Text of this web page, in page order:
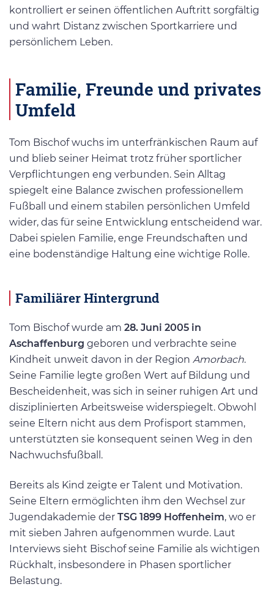
kontrolliert er seinen öffentlichen Auftritt sorgfältig
und wahrt Distanz zwischen Sportkarriere und
persönlichem Leben.
Familie, Freunde und privates
Umfeld
Tom Bischof wuchs im unterfränkischen Raum auf
und blieb seiner Heimat trotz früher sportlicher
Verpflichtungen eng verbunden. Sein Alltag
spiegelt eine Balance zwischen professionellem
Fußball und einem stabilen persönlichen Umfeld
wider, das für seine Entwicklung entscheidend war.
Dabei spielen Familie, enge Freundschaften und
eine bodenständige Haltung eine wichtige Rolle.
Familiärer Hintergrund
Tom Bischof wurde am 28. Juni 2005 in
Aschaffenburg geboren und verbrachte seine
Kindheit unweit davon in der Region Amorbach.
Seine Familie legte großen Wert auf Bildung und
Bescheidenheit, was sich in seiner ruhigen Art und
disziplinierten Arbeitsweise widerspiegelt. Obwohl
seine Eltern nicht aus dem Profisport stammen,
unterstützten sie konsequent seinen Weg in den
Nachwuchsfußball.
Bereits als Kind zeigte er Talent und Motivation.
Seine Eltern ermöglichten ihm den Wechsel zur
Jugendakademie der TSG 1899 Hoffenheim, wo er
mit sieben Jahren aufgenommen wurde. Laut
Interviews sieht Bischof seine Familie als wichtigen
Rückhalt, insbesondere in Phasen sportlicher
Belastung.